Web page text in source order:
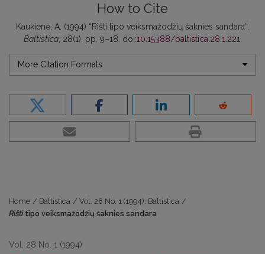
How to Cite
Kaukienė, A. (1994) “Rìšti tipo veiksmažodžių šaknies sandara”,
Baltistica, 28(1), pp. 9–18. doi:10.15388/baltistica.28.1.221
More Citation Formats
Home / Baltistica / Vol. 28 No. 1 (1994): Baltistica /
Rìštitipo veiksmažodžių šaknies sandara
Vol. 28 No. 1 (1994)